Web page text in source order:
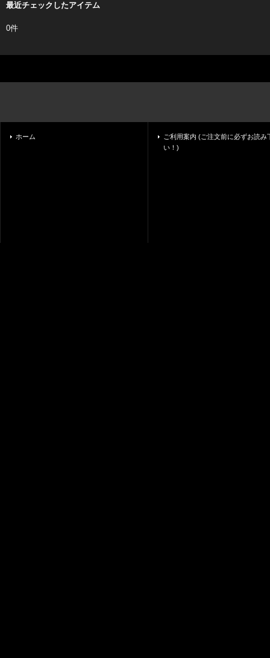
最近チェックしたアイテム
0件
ホーム
ご利用案内 (ご注文前に必ずお読み
い！)